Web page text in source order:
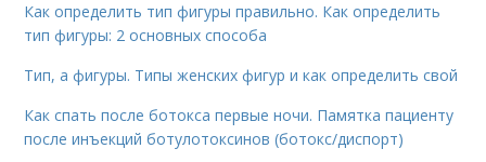
Как определить тип фигуры правильно. Как определить
тип фигуры: 2 основных способа
Тип, а фигуры. Типы женских фигур и как определить свой
Как спать после ботокса первые ночи. Памятка пациенту
после инъекций ботулотоксинов (ботокс/диспорт)